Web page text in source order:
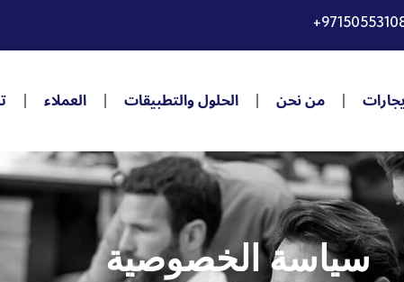
من نحن الحلول والتطبيقات العملاء
سياسة الخصوصية